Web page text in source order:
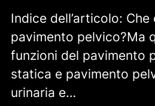
Indice dell’articolo: Che
pavimento pelvico?Ma
funzioni del pavimento
statica e pavimento
urinaria e…